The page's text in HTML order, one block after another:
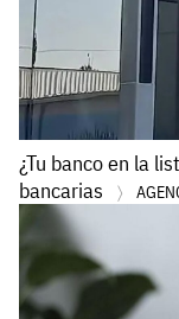
¿Tu banco en la
bancarias